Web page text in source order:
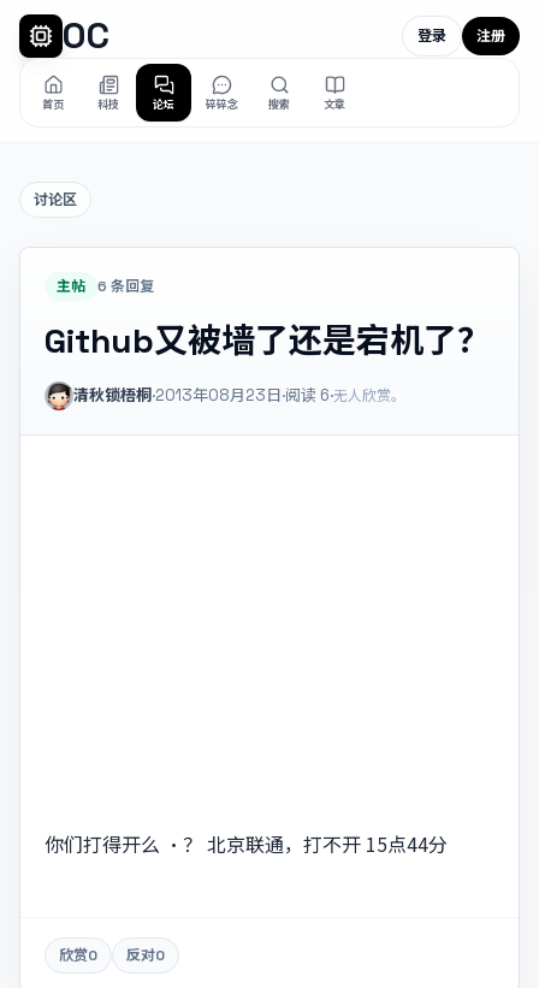
OC
首页 科技 论坛 碎碎念 搜索 文章
登录 注册
讨论区
主帖 6 条回复
Github又被墙了还是宕机了？
清秋锁梧桐·2013年08月23日·阅读 6·无人欣赏。
你们打得开么 ·？ 北京联通，打不开 15点44分
欣赏0 反对0